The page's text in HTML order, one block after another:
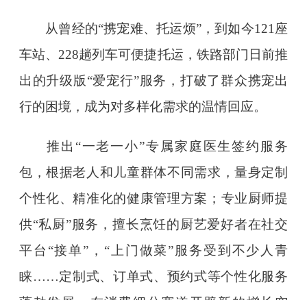
从曾经的“携宠难、托运烦”，到如今121座
车站、228趟列车可便捷托运，铁路部门日前推
出的升级版“爱宠行”服务，打破了群众携宠出
行的困境，成为对多样化需求的温情回应。
推出“一老一小”专属家庭医生签约服务
包，根据老人和儿童群体不同需求，量身定制
个性化、精准化的健康管理方案；专业厨师提
供“私厨”服务，擅长烹饪的厨艺爱好者在社交
平台“接单”，“上门做菜”服务受到不少人青
睐……定制式、订单式、预约式等个性化服务